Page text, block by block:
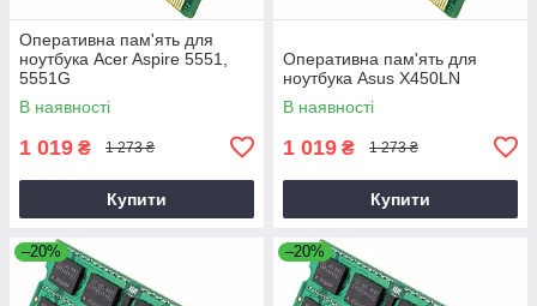
Оперативна пам'ять для
ноутбука Acer Aspire 5551,
5551G
В наявності
1 019 ₴ 1 273 ₴
Купити
Оперативна пам'ять для
ноутбука Asus X450LN
В наявності
1 019 ₴ 1 273 ₴
Купити
–20% –20%